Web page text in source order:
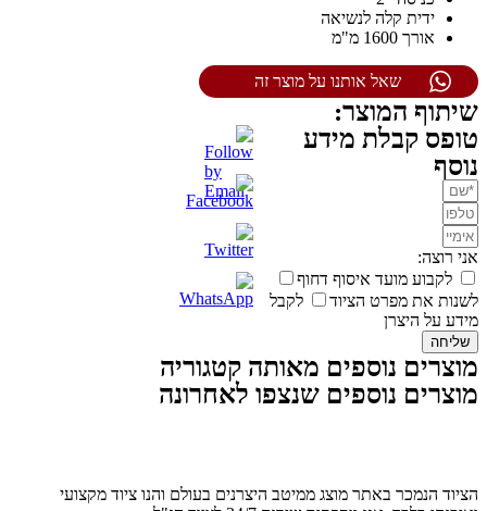
ידית קלה לנשיאה
אורך 1600 מ"מ
שאל אותנו על מוצר זה
שיתוף המוצר:
טופס קבלת מידע
נוסף
אני רוצה:
לקבוע מועד איסוף דחוף
לשנות את מפרט הציוד
לקבל
מידע על היצרן
שליחה
מוצרים נוספים מאותה קטגוריה
מוצרים נוספים שנצפו לאחרונה
הציוד הנמכר באתר מוצג ממיטב היצרנים בעולם והנו ציוד מקצועי